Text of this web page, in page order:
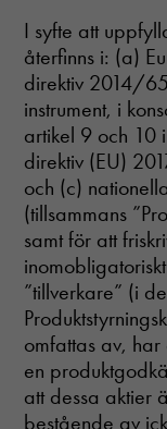
I syfte att
återfinns i: (a)
direktiv 2014/
instrument, i
artikel 9 och 10
direktiv (EU)
och (c)
(tillsammans
samt för att
”tillverkare” (i
omfattas av,
en
att dessa aktier
bestående av